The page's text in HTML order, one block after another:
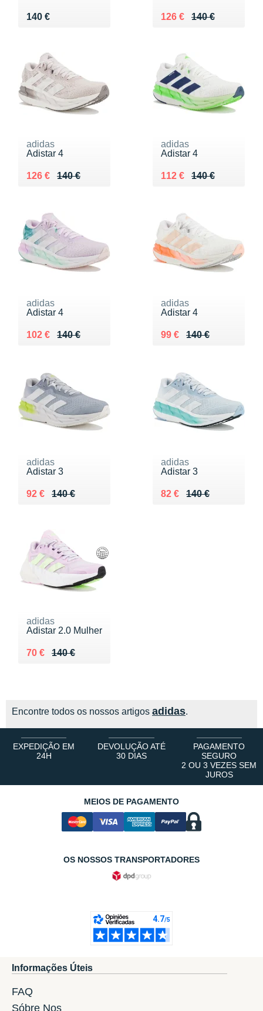
140 €
Vendu 140 € 140 €
Au lieu de 140 €
126 €
Vendu 126 €
adidas
Adistar 4
140 €
Au lieu de 140 €
126 €
Vendu 126 €
adidas
Adistar 4
140 €
Au lieu de 140 €
112 €
Vendu 112 €
adidas
Adistar 4
140 €
Au lieu de 140 €
102 €
Vendu 102 €
adidas
Adistar 4
140 €
Au lieu de 140 €
99 €
Vendu 99 €
adidas
Adistar 3
140 €
Au lieu de 140 €
92 €
Vendu 92 €
adidas
Adistar 3
140 €
Au lieu de 140 €
82 €
Vendu 82 €
adidas
Adistar 2.0 Mulher
140 €
Au lieu de 140 €
70 €
Vendu 70 €
Encontre todos os nossos artigos adidas.
EXPEDIÇÃO EM
24H
DEVOLUÇÃO ATÉ
30 DIAS
PAGAMENTO
SEGURO
2 OU 3 VEZES SEM
JUROS
MEIOS DE PAGAMENTO
OS NOSSOS TRANSPORTADORES
Informações Úteis
FAQ
Sóbre Nos